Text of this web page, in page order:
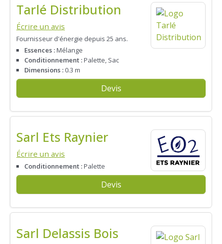
Tarlé Distribution
Écrire un avis
Fournisseur d'énergie depuis 25 ans.
Essences :Mélange
Conditionnement :Palette, Sac
Dimensions : 0.3 m
Devis
Sarl Ets Raynier
Écrire un avis
Conditionnement :Palette
Devis
Sarl Delassis Bois